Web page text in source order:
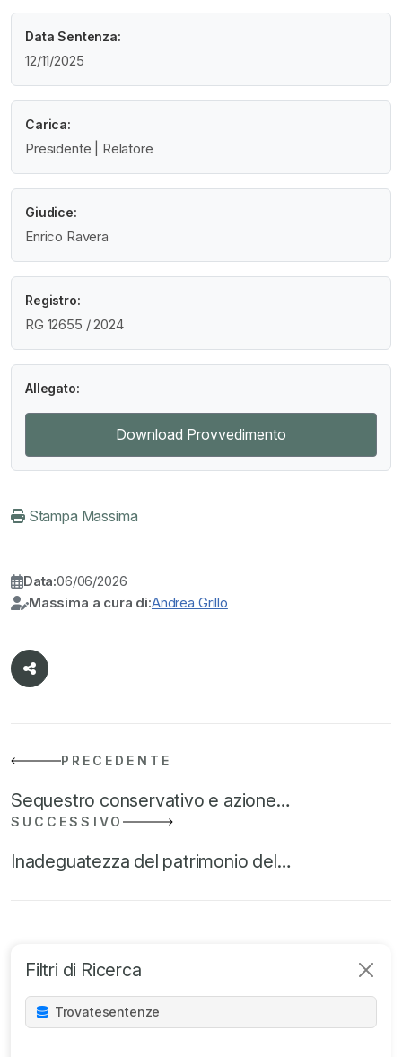
Data Sentenza:
12/11/2025
Carica:
Presidente | Relatore
Giudice:
Enrico Ravera
Registro:
RG 12655 / 2024
Allegato:
Download Provvedimento
Stampa Massima
Data:06/06/2026
Massima a cura di:Andrea Grillo
PRECEDENTE
Sequestro conservativo e azione…
SUCCESSIVO
Inadeguatezza del patrimonio del…
Filtri di Ricerca
Trovatesentenze